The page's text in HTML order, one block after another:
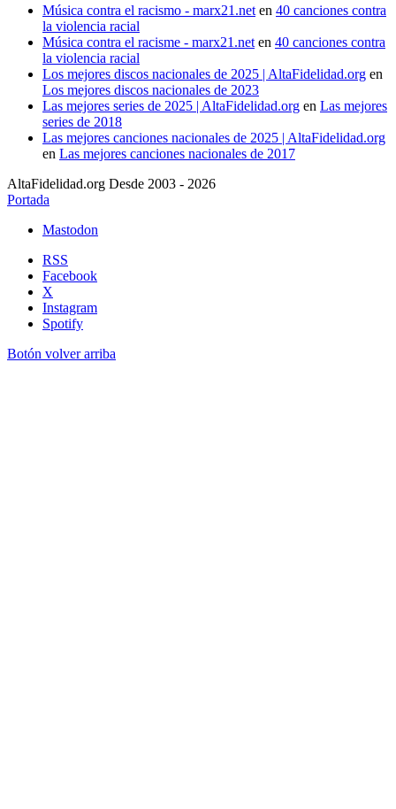
Música contra el racismo - marx21.neten 40 canciones contra
la violencia racial
Música contra el racisme - marx21.neten 40 canciones contra
la violencia racial
Los mejores discos nacionales de 2025 | AltaFidelidad.org en
Los mejores discos nacionales de 2023
Las mejores series de 2025 | AltaFidelidad.org en Las mejores
series de 2018
Las mejores canciones nacionales de 2025 | AltaFidelidad.org
en Las mejores canciones nacionales de 2017
AltaFidelidad.org Desde 2003 - 2026
Portada
Mastodon
RSS
Facebook
X
Instagram
Spotify
Botón volver arriba